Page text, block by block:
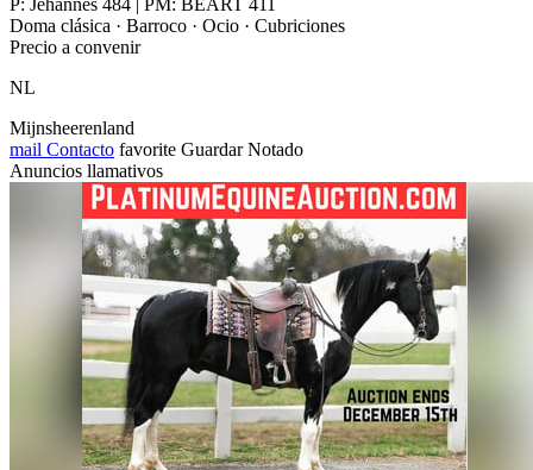
Doma clásica · Barroco · Ocio · Cubriciones
Precio a convenir
NL
Mijnsheerenland
mail Contacto favorite Guardar Notado
Anuncios llamativos